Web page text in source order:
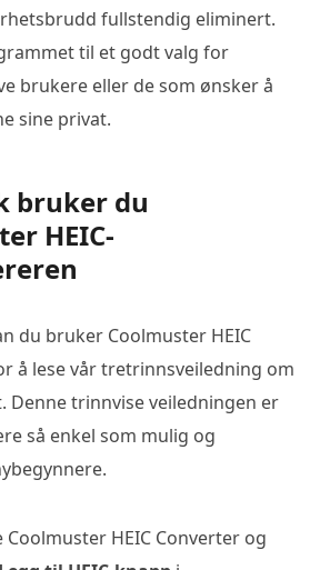
fullstendig eliminert.
til et godt valg for
brukere eller de som ønsker å
sine privat.
bruker du
HEIC-
du bruker Coolmuster HEIC
å lese vår tretrinnsveiledning om
Denne trinnvise veiledningen er
så enkel som mulig og
Coolmuster HEIC Converter og